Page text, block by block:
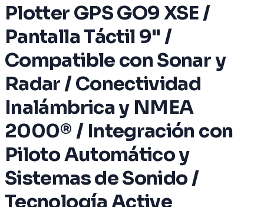
Plotter GPS GO9 XSE /
Pantalla Táctil 9" /
Compatible con Sonar y
Radar / Conectividad
Inalámbrica y NMEA
2000® / Integración con
Piloto Automático y
Sistemas de Sonido /
Tecnología Active